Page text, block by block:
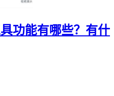
功能有哪些？有什